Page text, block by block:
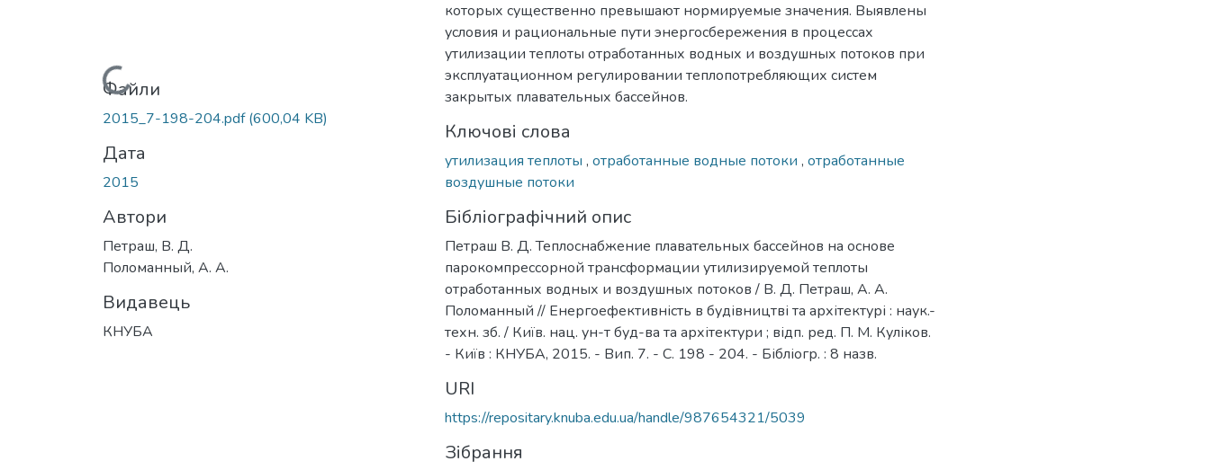
Вантажиться...
Файли
2015_7-198-204.pdf(600,04 KB)
Дата
2015
Автори
Петраш, В. Д.
Поломанный, А. А.
Видавець
КНУБА
которых существенно превышают нормируемые значения. Выявлены
условия и рациональные пути энергосбережения в процессах
утилизации теплоты отработанных водных и воздушных потоков при
эксплуатационном регулировании теплопотребляющих систем
закрытых плавательных бассейнов.
Ключові слова
утилизация теплоты , отработанные водные потоки , отработанные
воздушные потоки
Бібліографічний опис
Петраш В. Д. Теплоснабжение плавательных бассейнов на основе
парокомпрессорной трансформации утилизируемой теплоты
отработанных водных и воздушных потоков / В. Д. Петраш, А. А.
Поломанный // Енергоефективність в будівництві та архітектурі : наук.-
техн. зб. / Київ. нац. ун-т буд-ва та архітектури ; відп. ред. П. М. Куліков.
- Київ : КНУБА, 2015. - Вип. 7. - С. 198 - 204. - Бібліогр. : 8 назв.
URI
https://repositary.knuba.edu.ua/handle/987654321/5039
Зібрання